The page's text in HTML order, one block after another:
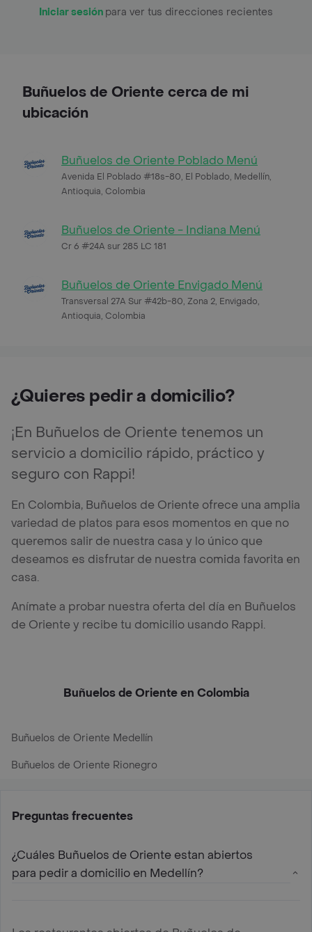
Iniciar sesión para ver tus direcciones recientes
Buñuelos de Oriente cerca de mi
ubicación
Buñuelos de Oriente Poblado Menú
Avenida El Poblado #18s-80, El Poblado, Medellín,
Antioquia, Colombia
Buñuelos de Oriente - Indiana Menú
Cr 6 #24A sur 285 LC 181
Buñuelos de Oriente Envigado Menú
Transversal 27A Sur #42b-80, Zona 2, Envigado,
Antioquia, Colombia
¿Quieres pedir a domicilio?
¡En Buñuelos de Oriente tenemos un
servicio a domicilio rápido, práctico y
seguro con Rappi!
En Colombia, Buñuelos de Oriente ofrece una amplia
variedad de platos para esos momentos en que no
queremos salir de nuestra casa y lo único que
deseamos es disfrutar de nuestra comida favorita en
casa.
Anímate a probar nuestra oferta del día en Buñuelos
de Oriente y recibe tu domicilio usando Rappi.
Buñuelos de Oriente en Colombia
Buñuelos de Oriente Medellín
Buñuelos de Oriente Rionegro
Preguntas frecuentes
¿Cuáles Buñuelos de Oriente estan abiertos
para pedir a domicilio en Medellín?